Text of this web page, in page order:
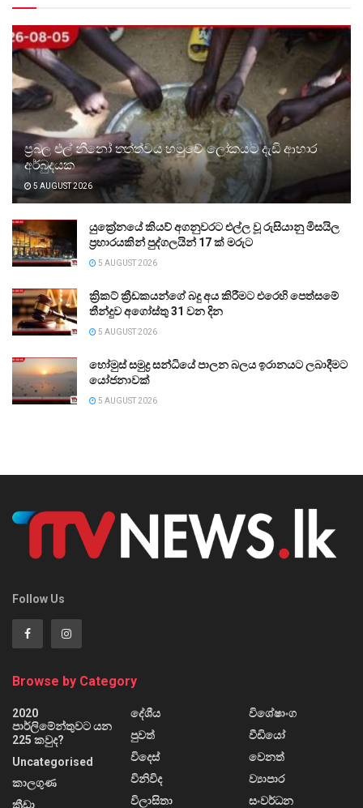
ප්‍රබල එල් නීනෝ තත්ත්වය හමුවේ ලෝකයට දැඩි ආහාර
අර්බුදයක
5 AUGUST 2026
යුක්‍රේනයේ කියව් අගනුවරට එල්ල වූ රුසියානු මිසයිල
ප්‍රහාරයකින් පුද්ගලයින් 17 ක් මරුට
5 AUGUST 2026
ක්‍රිකට් ක්‍රීඩකයන්ගේ බදු අය කිරීමට එරෙහි පෙත්සමේ
තීන්දුව අගෝස්තු 31 වන දින
5 AUGUST 2026
හෝමුස් සමුද්‍ර සන්ධියේ පාලන බලය ඉරානයට ලබාදීමට
යෝජනාවක්
5 AUGUST 2026
Follow Us
Browse by Category
2020
පාර්ලිමේන්තුවට යන
225 කවුද?
Uncategorised
කාලගුණ
ක්‍රීඩා
දේශීය
පුවත්
විදෙස්
විනිවිද
විලාසිතා
විශේෂාංග
වීඩියෝ
වෙනත්
ව්‍යාපාර
සංවර්ධන